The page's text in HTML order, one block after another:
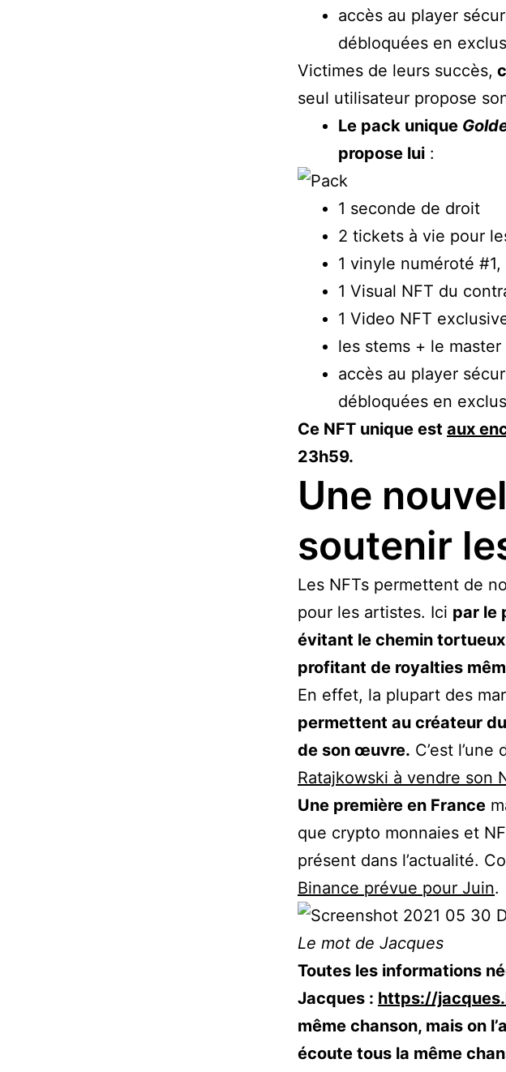
accès au player
débloquées en
Victimes de leurs succès,
seul utilisateur propose
Le pack unique
propose lui :
1 seconde de droit
2 tickets à vie pour
1 vinyle numéroté
1 Visual NFT du
1 Video NFT
les stems + le master
accès au player
débloquées en
Ce NFT unique est aux
23h59.
Une
soutenir
Les NFTs permettent de
pour les artistes. Ici par le
évitant le chemin
profitant de royalties
En effet, la plupart des
permettent au créateur
de son œuvre. C’est
Ratajkowski à vendre son
Une première en France
que crypto monnaies et
présent dans l’actualité.
Binance prévue pour Juin.
Le mot de Jacques
Toutes les informations
Jacques : https://
même chanson, mais on
écoute tous la même